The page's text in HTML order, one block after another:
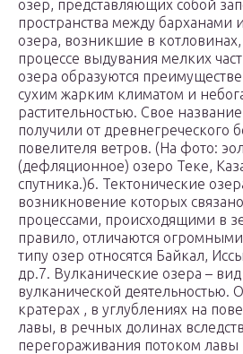
озер, представляющих собой
пространства между барханами
озера, возникшие в
процессе выдувания мелких
озера образуются
сухим жарким климатом и
растительностью. Свое
получили от древнегреческого
повелителя ветров. (На фото:
(дефляционное) озеро Теке,
спутника.)6. Тектонические
возникновение которых
процессами, происходящими в
правило, отличаются
типу озер относятся Байкал,
др.7. Вулканические озера –
вулканической деятельностью.
кратерах , в углублениях на
лавы, в речных долинах
перегораживания потоком лавы